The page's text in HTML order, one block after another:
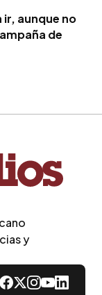
ir, aunque no
de
y